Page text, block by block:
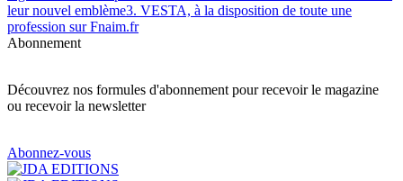
leur nouvel emblème3. VESTA, à la disposition de toute une
profession sur Fnaim.fr
Abonnement
Découvrez nos formules d'abonnement pour recevoir le magazine
ou recevoir la newsletter
Abonnez-vous